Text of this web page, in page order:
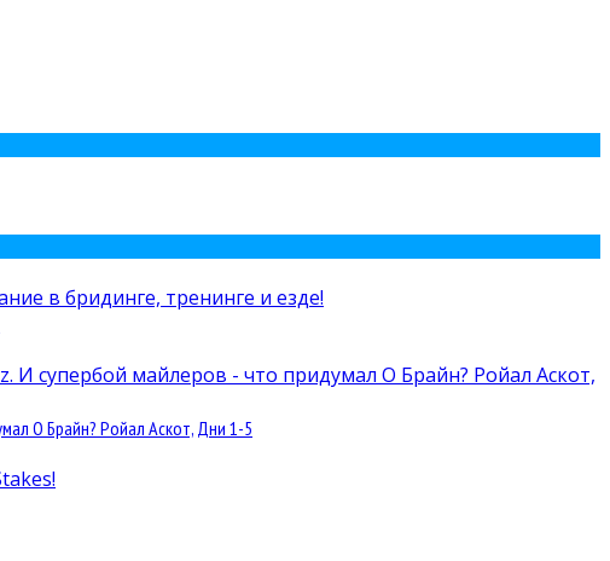
О Брайн? Ройал Аскот, Дни 1-5